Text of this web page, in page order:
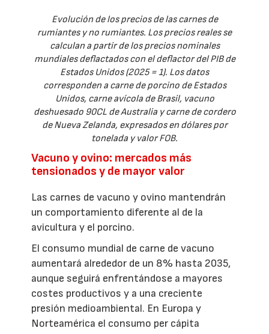
Evolución de los precios de las carnes de
rumiantes y no rumiantes. Los precios reales se
calculan a partir de los precios nominales
mundiales deflactados con el deflactor del PIB de
Estados Unidos (2025 = 1). Los datos
corresponden a carne de porcino de Estados
Unidos, carne avícola de Brasil, vacuno
deshuesado 90CL de Australia y carne de cordero
de Nueva Zelanda, expresados en dólares por
tonelada y valor FOB.
Vacuno y ovino: mercados más
tensionados y de mayor valor
Las carnes de vacuno y ovino mantendrán
un comportamiento diferente al de la
avicultura y el porcino.
El consumo mundial de carne de vacuno
aumentará alrededor de un 8% hasta 2035,
aunque seguirá enfrentándose a mayores
costes productivos y a una creciente
presión medioambiental. En Europa y
Norteamérica el consumo per cápita